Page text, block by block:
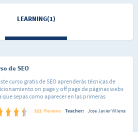
LEARNING(1)
de SEO
curso gratis de SEO aprenderás técnicas de
on page y off page de páginas webs
que sepas como aparecer en las primeras
y DuckDuckGo. Conocer el funcionamiento de
así como sus mejores prácticas, estándares y
322 Reviews Teacher: Jose Javier Villena